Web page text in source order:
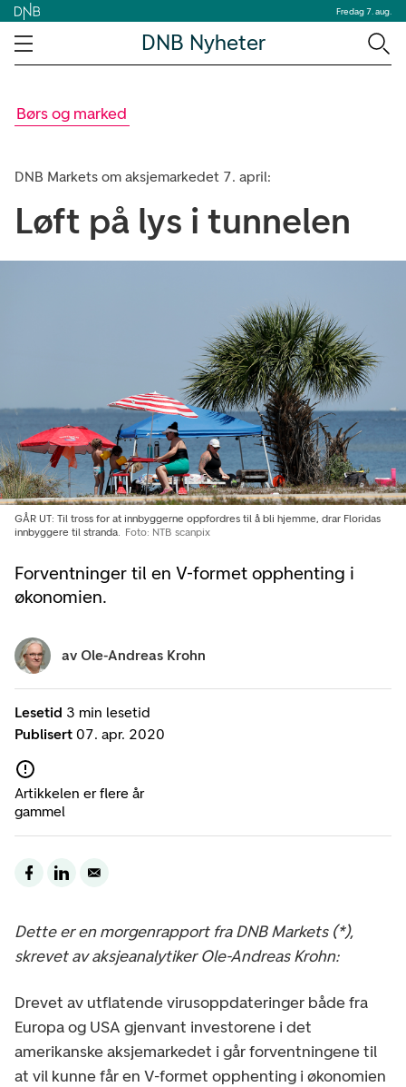
Fredag 7. aug.
DNB Nyheter
Børs og marked
DNB Markets om aksjemarkedet 7. april:
Løft på lys i tunnelen
Forventninger til en V-formet opphenting i
økonomien.
GÅR UT: Til tross for at innbyggerne oppfordres til å bli hjemme, drar Floridas
innbyggere til stranda.
Foto: NTB scanpix
Lesetid 3 min lesetid
Publisert 07. apr. 2020
Artikkelen er flere år
gammel
av Ole-Andreas Krohn
Dette er en morgenrapport fra DNB Markets (*),
skrevet av aksjeanalytiker Ole-Andreas Krohn:
Drevet av utflatende virusoppdateringer både fra
Europa og USA gjenvant investorene i det
amerikanske aksjemarkedet i går forventningene til
at vil kunne får en V-formet opphenting i økonomien